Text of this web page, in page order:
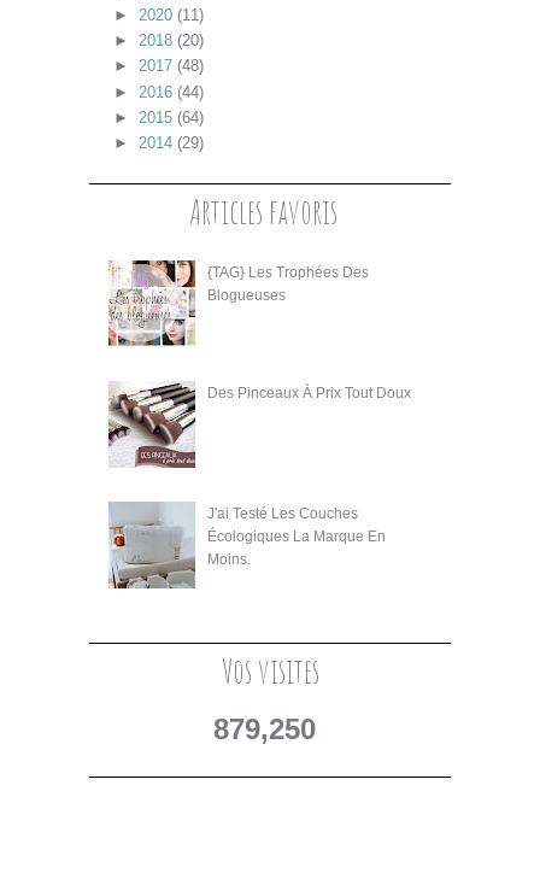
► 2020 (11)
► 2018 (20)
► 2017 (48)
► 2016 (44)
► 2015 (64)
► 2014 (29)
Articles favoris
{TAG} Les Trophées Des
Blogueuses
Des Pinceaux À Prix Tout Doux
J'ai Testé Les Couches
Écologiques La Marque En
Moins.
Vos visites
879,250